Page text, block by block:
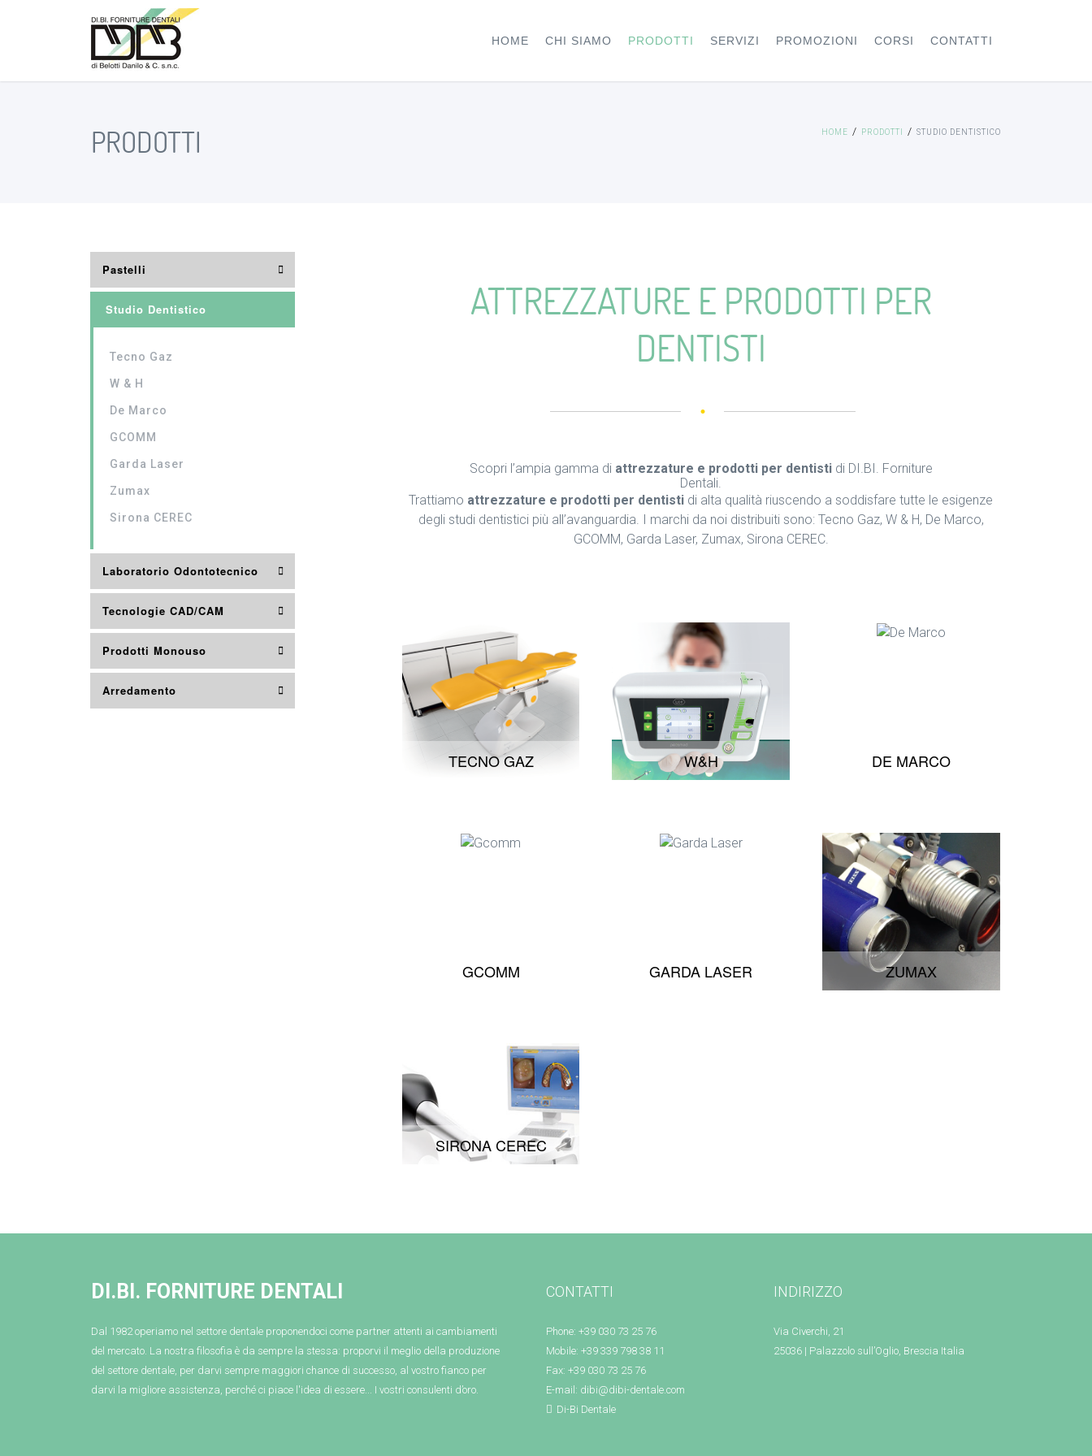
HOME CHI SIAMO PRODOTTI SERVIZI PROMOZIONI CORSI CONTATTI
PRODOTTI HOME PRODOTTI STUDIO DENTISTICO
ATTREZZATURE E PRODOTTI PER
DENTISTI
Scopri l’ampia gamma di attrezzature e prodotti per dentistidi DI.BI. Forniture
Dentali.
Trattiamo attrezzature e prodotti per dentisti di alta qualità riuscendo a soddisfare tutte le esigenze
degli studi dentistici più all’avanguardia. I marchi da noi distribuiti sono: Tecno Gaz, W & H, De Marco,
GCOMM, Garda Laser, Zumax, Sirona CEREC.
TECNO GAZ W&H DE MARCO
GCOMM GARDA LASER ZUMAX
SIRONA CEREC
Pastelli
Studio Dentistico
Tecno Gaz
W & H
De Marco
GCOMM
Garda Laser
Zumax
Sirona CEREC
Laboratorio Odontotecnico
Tecnologie CAD/CAM
Prodotti Monouso
Arredamento
DI.BI. FORNITURE DENTALI
Dal 1982 operiamo nel settore dentale proponendoci come partner attenti ai cambiamenti
del mercato. La nostra filosofia è da sempre la stessa: proporvi il meglio della produzione
del settore dentale, per darvi sempre maggiori chance di successo, al vostro fianco per
darvi la migliore assistenza, perché ci piace l'idea di essere... I vostri consulenti d’oro.
CONTATTI
Phone: +39 030 73 25 76
Mobile: +39 339 798 38 11
Fax: +39 030 73 25 76
E-mail: dibi@dibi-dentale.com
Di-Bi Dentale
INDIRIZZO
Via Civerchi, 21
25036 | Palazzolo sull’Oglio, Brescia Italia